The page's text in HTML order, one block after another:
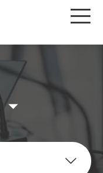
目